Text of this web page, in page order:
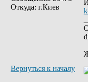
Откуда: г.Киев
Вернуться к началу